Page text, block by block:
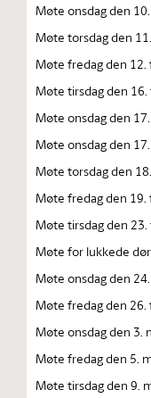
Møte onsdag den
Møte torsdag den
Møte fredag den 12.
Møte tirsdag den 16.
Møte onsdag den
Møte onsdag den
Møte torsdag den
Møte fredag den 19.
Møte tirsdag den 23.
Møte for lukkede
Møte onsdag den
Møte fredag den 26.
Møte onsdag den 3.
Møte fredag den 5.
Møte tirsdag den 9.